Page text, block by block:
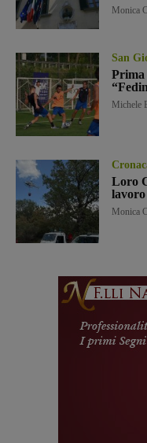
Monica
San
Prima
Michele
Loro
Monica